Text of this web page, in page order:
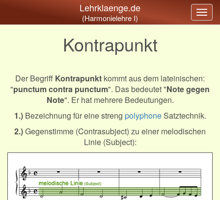
Lehrklaenge.de
(Harmonielehre I)
Kontrapunkt
Der Begriff Kontrapunkt kommt aus dem lateinischen:
"punctum contra punctum". Das bedeutet "Note gegen
Note". Er hat mehrere Bedeutungen.
1.)Bezeichnung für eine streng polyphoneSatztechnik.
2.)Gegenstimme (Contrasubject) zu einer melodischen
Linie (Subject):